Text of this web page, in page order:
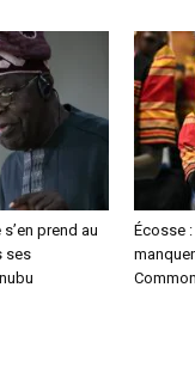
prend au
ses
Écosse